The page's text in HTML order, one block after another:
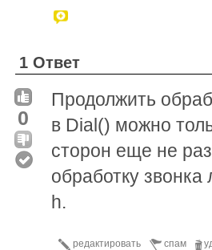
1 Ответ
0
Продолжить
в Dial() можно
сторон еще не
обработку звонка
h.
спам
редактировать